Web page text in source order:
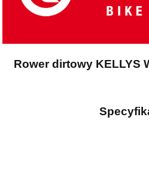
Rower dirtowy KELLYS